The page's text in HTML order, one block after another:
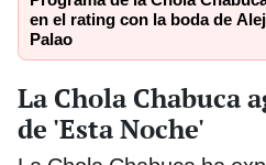
en el rating con la boda de
Palao
La Chola Chabuca
de 'Esta Noche'